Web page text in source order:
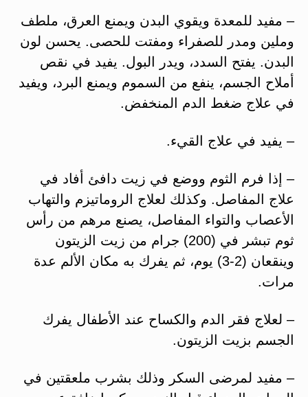
– مفيد للمعدة ويقوي البدن ويمنع العرق، ملطف
وملين ومدر للصفراء ومفتت للحصى. يحسن لون
البدن. يفتح السدد، ويدر البول. يفيد في نقص
أملاح الجسم، ينفع من السموم ويمنع البرد، ويفيد
في علاج ضغط الدم المنخفض.
– يفيد في علاج القيء.
– إذا فرم الثوم ووضع في زيت دافئ أفاد في
علاج المفاصل. وكذلك لعلاج الروماتيزم والتهاب
الأعصاب والتواء المفاصل، يصنع مرهم من رأس
ثوم تبشر في (200) جرام من زيت الزيتون
وينقعان (2-3) يوم، ثم يفرك به مكان الألم عدة
مرات.
– لعلاج فقر الدم والكساح عند الأطفال يفرك
الجسم بزيت الزيتون.
– مفيد لمرضى السكر وذلك بشرب ملعقتين في